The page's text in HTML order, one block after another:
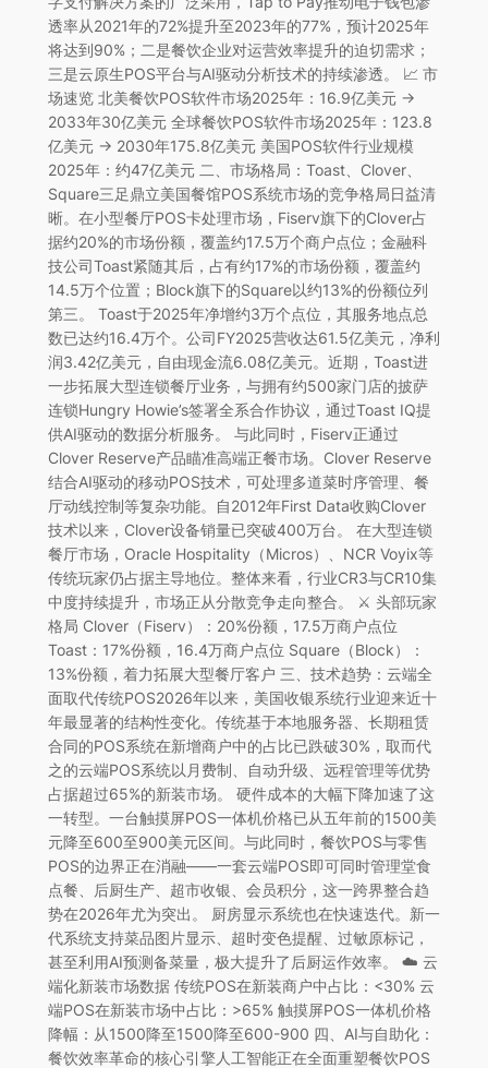
透率从2021年的72%提升至2023年的77%，预计2025年
将达到90%；二是餐饮企业对运营效率提升的迫切需求；
三是云原生POS平台与AI驱动分析技术的持续渗透。 📈 市
场速览 北美餐饮POS软件市场2025年：16.9亿美元 →
2033年30亿美元 全球餐饮POS软件市场2025年：123.8
亿美元 → 2030年175.8亿美元 美国POS软件行业规模
2025年：约47亿美元 二、市场格局：Toast、Clover、
Square三足鼎立美国餐馆POS系统市场的竞争格局日益清
晰。在小型餐厅POS卡处理市场，Fiserv旗下的Clover占
据约20%的市场份额，覆盖约17.5万个商户点位；金融科
技公司Toast紧随其后，占有约17%的市场份额，覆盖约
14.5万个位置；Block旗下的Square以约13%的份额位列
第三。 Toast于2025年净增约3万个点位，其服务地点总
数已达约16.4万个。公司FY2025营收达61.5亿美元，净利
润3.42亿美元，自由现金流6.08亿美元。近期，Toast进
一步拓展大型连锁餐厅业务，与拥有约500家门店的披萨
连锁Hungry Howie’s签署全系合作协议，通过Toast IQ提
供AI驱动的数据分析服务。 与此同时，Fiserv正通过
Clover Reserve产品瞄准高端正餐市场。Clover Reserve
结合AI驱动的移动POS技术，可处理多道菜时序管理、餐
厅动线控制等复杂功能。自2012年First Data收购Clover
技术以来，Clover设备销量已突破400万台。 在大型连锁
餐厅市场，Oracle Hospitality（Micros）、NCR Voyix等
传统玩家仍占据主导地位。整体来看，行业CR3与CR10集
中度持续提升，市场正从分散竞争走向整合。 ⚔️ 头部玩家
格局 Clover（Fiserv）：20%份额，17.5万商户点位
Toast：17%份额，16.4万商户点位 Square（Block）：
13%份额，着力拓展大型餐厅客户 三、技术趋势：云端全
面取代传统POS2026年以来，美国收银系统行业迎来近十
年最显著的结构性变化。传统基于本地服务器、长期租赁
合同的POS系统在新增商户中的占比已跌破30%，取而代
之的云端POS系统以月费制、自动升级、远程管理等优势
占据超过65%的新装市场。 硬件成本的大幅下降加速了这
一转型。一台触摸屏POS一体机价格已从五年前的1500美
元降至600至900美元区间。与此同时，餐饮POS与零售
POS的边界正在消融——一套云端POS即可同时管理堂食
点餐、后厨生产、超市收银、会员积分，这一跨界整合趋
势在2026年尤为突出。 厨房显示系统也在快速迭代。新一
代系统支持菜品图片显示、超时变色提醒、过敏原标记，
甚至利用AI预测备菜量，极大提升了后厨运作效率。 ☁️ 云
端化新装市场数据 传统POS在新装商户中占比：<30% 云
端POS在新装市场中占比：>65% 触摸屏POS一体机价格
降幅：从1500降至1500降至600-900 四、AI与自助化：
餐饮效率革命的核心引擎人工智能正在全面重塑餐饮POS